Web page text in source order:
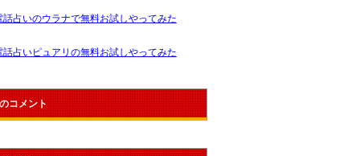
話占いのウラナで無料お試しやってみた
話占いピュアリの無料お試しやってみた
コメント